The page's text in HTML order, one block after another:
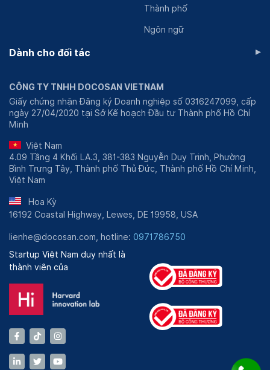
Thành phố
Ngôn ngữ
Dành cho đối tác ▸
CÔNG TY TNHH DOCOSAN VIETNAM
Giấy chứng nhận Đăng ký Doanh nghiệp số 0316247099, cấp
ngày 27/04/2020 tại Sở Kế hoạch Đầu tư Thành phố Hồ Chí
Minh
Việt Nam
4.09 Tầng 4 Khối LA.3, 381-383 Nguyễn Duy Trinh, Phường
Bình Trưng Tây, Thành phố Thủ Đức, Thành phố Hồ Chí Minh,
Việt Nam
Hoa Kỳ
16192 Coastal Highway, Lewes, DE 19958, USA
lienhe@docosan.com, hotline: 0971786750
Startup Việt Nam duy nhất là
thành viên của